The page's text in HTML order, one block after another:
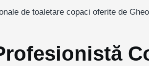
de toaletare copaci oferite de